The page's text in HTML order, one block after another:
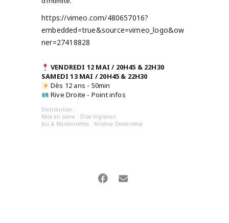
https://vimeo.com/480657016?
embedded=true&source=vimeo_logo&ow
ner=27418828
VENDREDI 12 MAI / 20H45 & 22H30
SAMEDI 13 MAI / 20H45 & 22H30
Dès 12 ans - 50min
Rive Droite - Point infos
Distribution :
Mise en scène : Élise Vigneron
Jeu & Marionnettes : Kristina Dementeva